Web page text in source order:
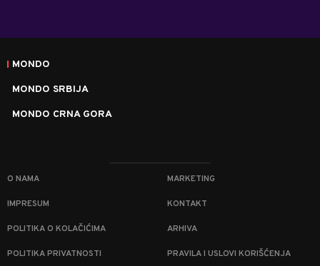
MONDO
MONDO SRBIJA
MONDO CRNA GORA
O NAMA MARKETING
IMPRESUM KONTAKT
POLITIKA O KOLAČIĆIMA ARHIVA
POLITIKA PRIVATNOSTI PRAVILA I USLOVI KORIŠĆENJA